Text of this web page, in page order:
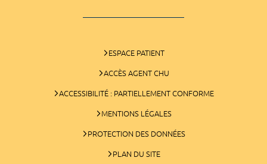
ESPACE PATIENT
ACCÈS AGENT CHU
ACCESSIBILITÉ : PARTIELLEMENT CONFORME
MENTIONS LÉGALES
PROTECTION DES DONNÉES
PLAN DU SITE